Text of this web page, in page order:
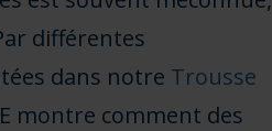
différentes
dans notre Trousse
montre comment des